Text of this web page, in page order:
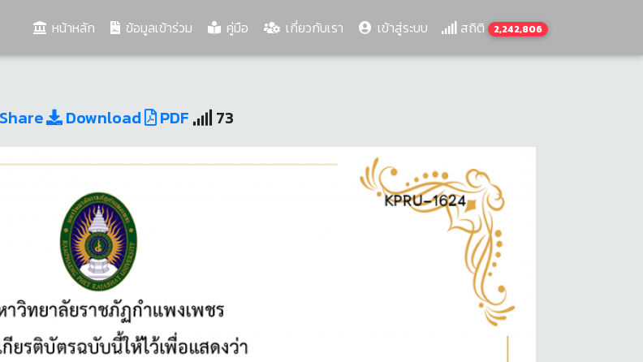
หน้าหลัก(current)ข้อมูลเข้าร่วม คู่มือ เกี่ยวกับเรา เข้าสู่ระบบ สถิติ 2,242,806
Download PDF 73